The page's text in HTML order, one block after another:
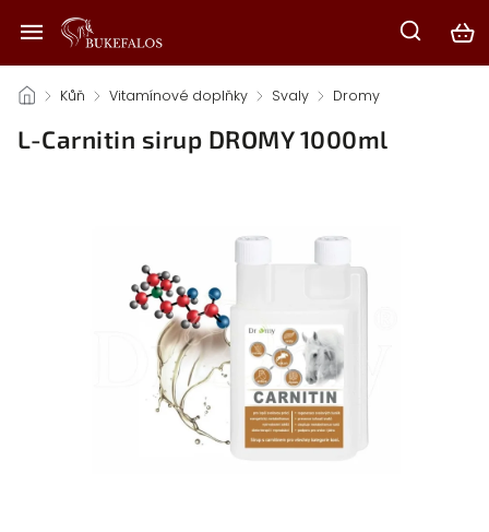
/ Kůň / Vitamínové doplňky / Svaly / Dromy
L-Carnitin sirup DROMY 1000ml